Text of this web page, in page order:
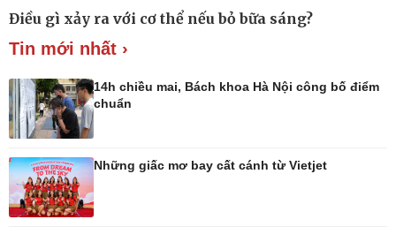
Tỷ giá
Pháp luật
Vụ án
Tin nóng
Thể thao
Điều gì xảy ra với cơ thể nếu bỏ bữa sáng?
Tin mới nhất ›
14h chiều mai, Bách khoa Hà Nội công bố điểm
chuẩn
Những giấc mơ bay cất cánh từ Vietjet